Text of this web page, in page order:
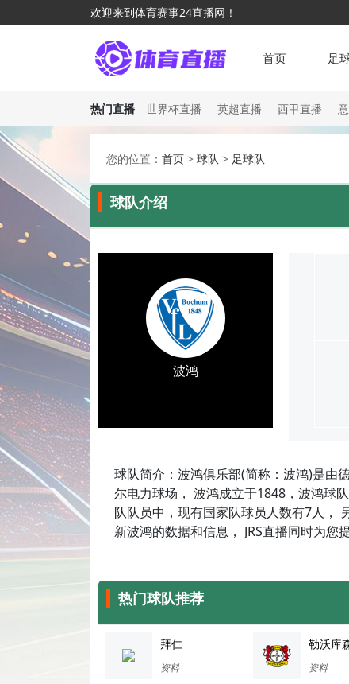
欢迎来到体育赛事24直播网！
首页 足
热门直播 世界杯直播 英超直播 西甲直播
您的位置： 首页 > 球队 > 足球队
球队介绍
波鸿
球队简介：波鸿俱乐部(简称：波鸿)是由
尔电力球场， 波鸿成立于1848，波鸿球
队队员中，现有国家队球员人数有7人，
新波鸿的数据和信息， JRS直播同时为您
热门球队推荐
拜仁
资料
勒沃库
资料